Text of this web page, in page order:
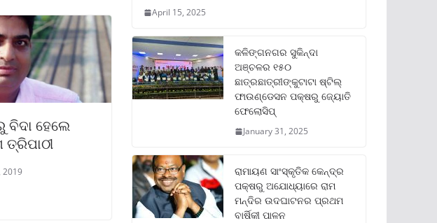
ବିଦା ହେଲେ
2019
April 15, 2025
କଳିଙ୍ଗନଗର ସୁକିନ୍ଦା
ଅଞ୍ଚଳର ୧୫୦
ଛାତ୍ରଛାତ୍ରୀଙ୍କୁଟାଟା ଷ୍ଟିଲ୍
ଫାଉଣ୍ଡେସନ ପକ୍ଷରୁ ଜ୍ୟୋତି
ଫେଲୋସିପ୍‌
January 31, 2025
ରାମାୟଣ ସାଂସ୍କୃତିକ କେନ୍ଦ୍ର
ପକ୍ଷରୁ ଅଯୋଧ୍ୟାରେ ରାମ
ମନ୍ଦିର ଉଦଘାଟନର ପ୍ରଥମ
ବାର୍ଷିକୀ ପାଳନ